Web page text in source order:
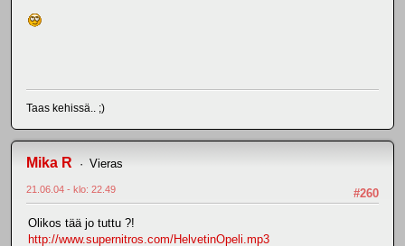
Taas kehissä.. ;)
Mika R Vieras
#260
21.06.04 - klo: 22.49
Olikos tää jo tuttu ?!
http://www.supernitros.com/HelvetinOpeli.mp3